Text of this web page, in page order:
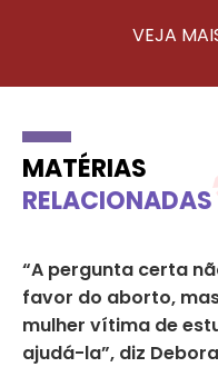
VEJA
MATÉRIAS
RELACIONADAS
“A pergunta certa
favor do aborto,
mulher vítima de
ajudá-la”, diz